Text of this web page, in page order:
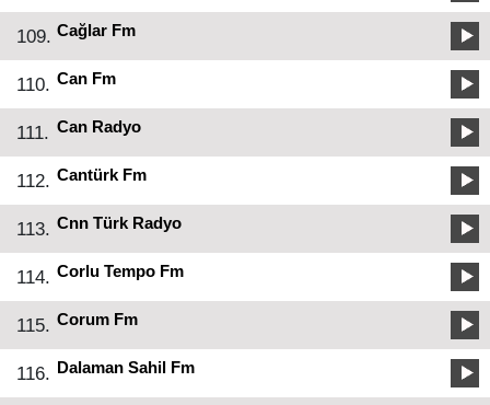
109. Cağlar Fm
110. Can Fm
111. Can Radyo
112. Cantürk Fm
113. Cnn Türk Radyo
114. Corlu Tempo Fm
115. Corum Fm
116. Dalaman Sahil Fm